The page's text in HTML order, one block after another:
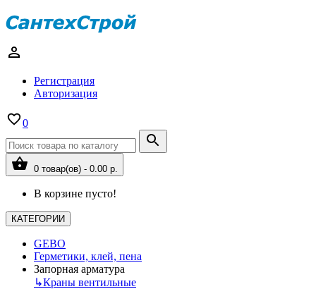
Регистрация
Авторизация
0
0 товар(ов) - 0.00 р.
В корзине пусто!
КАТЕГОРИИ
GEBO
Герметики, клей, пена
Запорная арматура
↳Краны вентильные